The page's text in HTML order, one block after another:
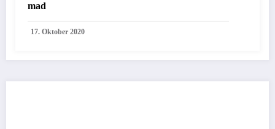
mad
17. Oktober 2020